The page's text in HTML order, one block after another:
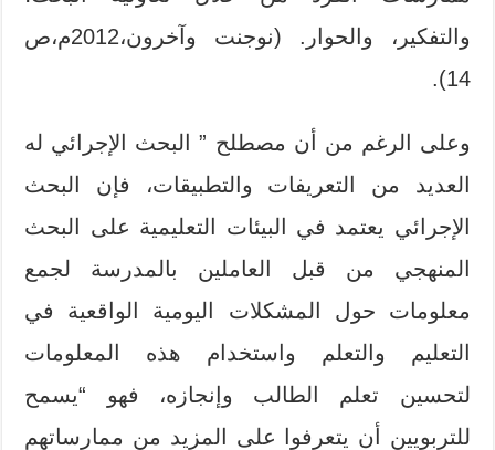
والتفكير، والحوار. (نوجنت وآخرون،2012م،ص
14).
وعلى الرغم من أن مصطلح ” البحث الإجرائي له
العديد من التعريفات والتطبيقات، فإن البحث
الإجرائي يعتمد في البيئات التعليمية على البحث
المنهجي من قبل العاملين بالمدرسة لجمع
معلومات حول المشكلات اليومية الواقعية في
التعليم والتعلم واستخدام هذه المعلومات
لتحسين تعلم الطالب وإنجازه، فهو “يسمح
للتربويين أن يتعرفوا على المزيد من ممارساتهم